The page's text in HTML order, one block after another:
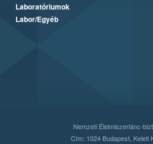
Laboratóriumok
Labor/Egyéb
Nemzeti Élelmiszerlánc-
Cím: 1024 Budapest, Keleti